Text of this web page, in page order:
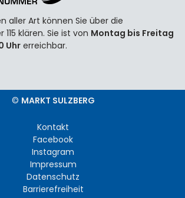
aller Art können Sie über die
klären. Sie ist von Montag bis Freitag
Uhr erreichbar.
© MARKT SULZBERG
Kontakt
Facebook
Instagram
Impressum
Datenschutz
Barrierefreiheit